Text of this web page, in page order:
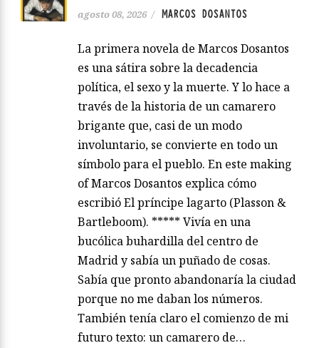
agosto 08, 2026 / MARCOS DOSANTOS
La primera novela de Marcos Dosantos
es una sátira sobre la decadencia
política, el sexo y la muerte. Y lo hace a
través de la historia de un camarero
brigante que, casi de un modo
involuntario, se convierte en todo un
símbolo para el pueblo. En este making
of Marcos Dosantos explica cómo
escribió El príncipe lagarto (Plasson &
Bartleboom). ***** Vivía en una
bucólica buhardilla del centro de
Madrid y sabía un puñado de cosas.
Sabía que pronto abandonaría la ciudad
porque no me daban los números.
También tenía claro el comienzo de mi
futuro texto: un camarero de…